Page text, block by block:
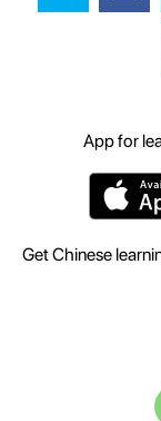
App for
Get Chinese